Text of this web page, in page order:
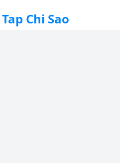
Tap Chi Sao